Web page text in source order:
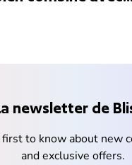
newsletter de
to know about new
and exclusive offers.